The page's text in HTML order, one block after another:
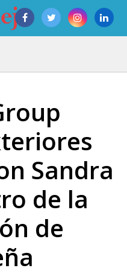
Sandra
de la
de